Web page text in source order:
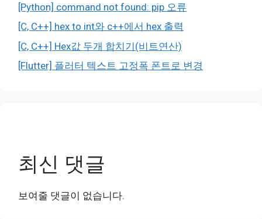
[Python] command not found: pip 오류
[C, C++] hex to int와 c++에서 hex 출력
[C, C++] Hex값 두개 합치기(비트연산)
[Flutter] 플러터 텍스트 고정폭 폰트로 변경
최신 댓글
보여줄 댓글이 없습니다.